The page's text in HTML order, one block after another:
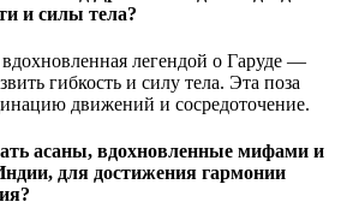
и силы тела?
легендой о Гаруде —
гибкость и силу тела. Эта поза
движений и сосредоточение.
асаны, вдохновленные мифами и
для достижения гармонии